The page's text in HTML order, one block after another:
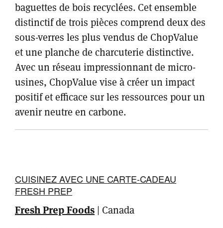
baguettes de bois recyclées. Cet ensemble
distinctif de trois pièces comprend deux des
sous-verres les plus vendus de ChopValue
et une planche de charcuterie distinctive.
Avec un réseau impressionnant de micro-
usines, ChopValue vise à créer un impact
positif et efficace sur les ressources pour un
avenir neutre en carbone.
CUISINEZ AVEC UNE CARTE-CADEAU
FRESH PREP
Fresh Prep Foods | Canada